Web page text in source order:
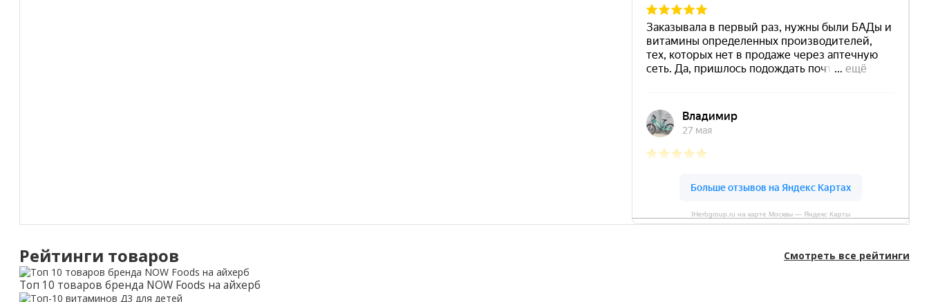
IHerbgroup.ru на карте Москвы — Яндекс Карты
Рейтинги товаров Смотреть все рейтинги
Топ 10 товаров бренда NOW Foods на айхерб